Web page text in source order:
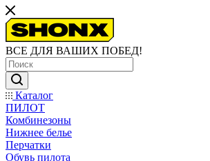
ВСЕ ДЛЯ ВАШИХ ПОБЕД!
Каталог
ПИЛОТ
Комбинезоны
Нижнее белье
Перчатки
Обувь пилота